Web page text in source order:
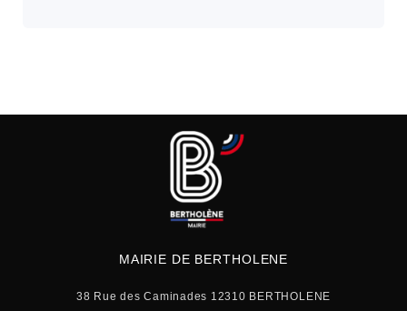
MAIRIE DE BERTHOLENE
38 Rue des Caminades 12310 BERTHOLENE